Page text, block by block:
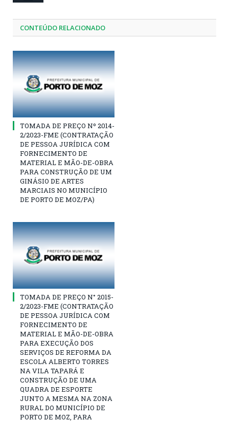
CONTEÚDO RELACIONADO
TOMADA DE PREÇO Nº 2014-
2/2023-FME (CONTRATAÇÃO
DE PESSOA JURÍDICA COM
FORNECIMENTO DE
MATERIAL E MÃO-DE-OBRA
PARA CONSTRUÇÃO DE UM
GINÁSIO DE ARTES
MARCIAIS NO MUNICÍPIO
DE PORTO DE MOZ/PA)
TOMADA DE PREÇO N° 2015-
2/2023-FME (CONTRATAÇÃO
DE PESSOA JURÍDICA COM
FORNECIMENTO DE
MATERIAL E MÃO-DE-OBRA
PARA EXECUÇÃO DOS
SERVIÇOS DE REFORMA DA
ESCOLA ALBERTO TORRES
NA VILA TAPARÁ E
CONSTRUÇÃO DE UMA
QUADRA DE ESPORTE
JUNTO A MESMA NA ZONA
RURAL DO MUNICÍPIO DE
PORTO DE MOZ, PARA